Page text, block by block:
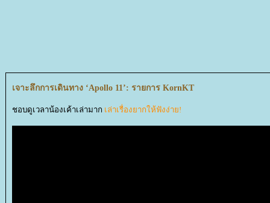
เจาะลึกการเดินทาง ‘Apollo 11’: รายการ KornKT
ชอบดูเวลาน้องเค้าเล่ามาก เล่าเรื่องยากให้ฟังง่าย!